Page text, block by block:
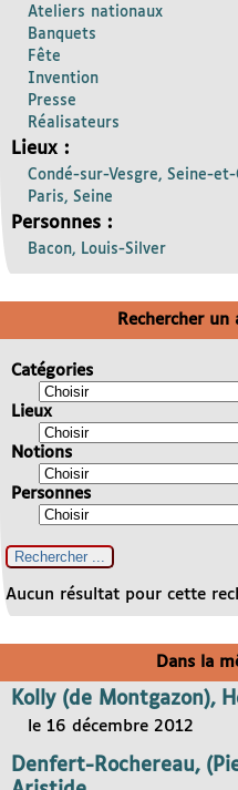
Ateliers nationaux
Banquets
Fête
Invention
Presse
Réalisateurs
Lieux :
Condé-sur-Vesgre, Seine-
Paris, Seine
Personnes :
Bacon, Louis-Silver
Rechercher
Catégories
Lieux
Notions
Personnes
Aucun résultat pour cette
Dans la
Kolly (de Montgazon),
le 16 décembre 2012
Denfert-Rochereau,